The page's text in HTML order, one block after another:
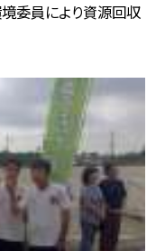
境委員により資源回収